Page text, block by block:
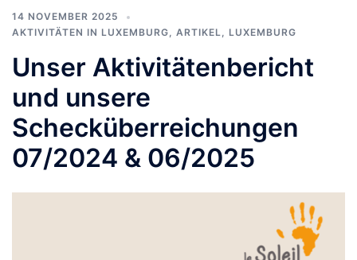
14 NOVEMBER 2025
AKTIVITÄTEN IN LUXEMBURG, ARTIKEL, LUXEMBURG
Unser Aktivitätenbericht
und unsere
Schecküberreichungen
07/2024 & 06/2025